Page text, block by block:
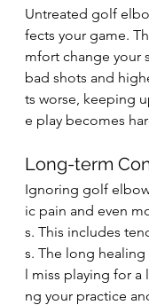
Untreated golf
fects your game.
mfort change your
bad shots and
ts worse, keeping
e play becomes
Long-term
Ignoring golf
ic pain and even
s. This includes
s. The long
l miss playing for
ng your practice